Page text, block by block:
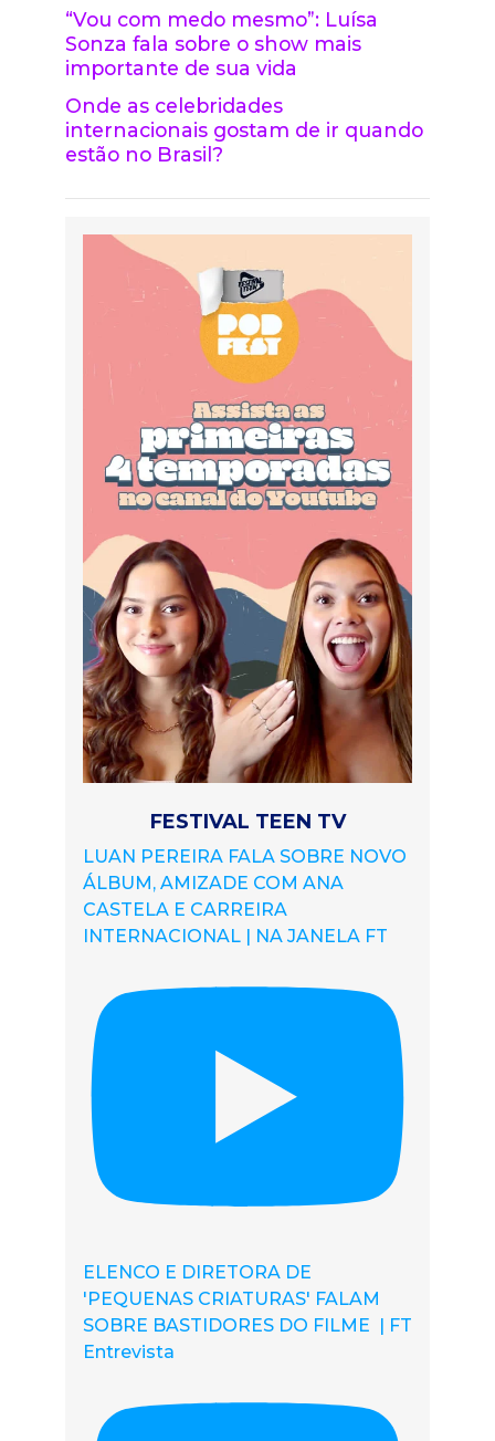
“Vou com medo mesmo”: Luísa
Sonza fala sobre o show mais
importante de sua vida
Onde as celebridades
internacionais gostam de ir quando
estão no Brasil?
FESTIVAL TEEN TV
LUAN PEREIRA FALA SOBRE NOVO
ÁLBUM, AMIZADE COM ANA
CASTELA E CARREIRA
INTERNACIONAL | NA JANELA FT
ELENCO E DIRETORA DE
'PEQUENAS CRIATURAS' FALAM
SOBRE BASTIDORES DO FILME | FT
Entrevista